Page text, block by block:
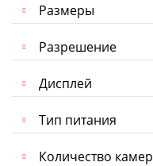
Размеры
Разрешение
Дисплей
Тип питания
Количество камер